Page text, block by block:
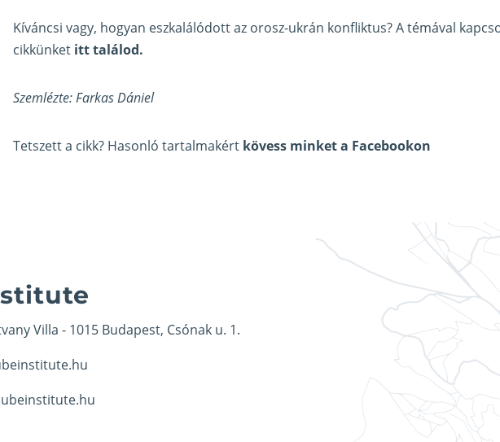
Kíváncsi vagy, hogyan eszkalálódott az orosz-ukrán konfliktus? A témával
cikkünket itt találod.
Szemlézte: Farkas Dániel
Tetszett a cikk? Hasonló tartalmakért kövess minket a Facebookon
Villa - 1015 Budapest, Csónak u. 1.